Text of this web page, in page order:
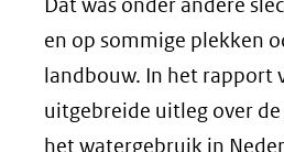
en op sommige plekken
landbouw. In het rapport
uitgebreide uitleg over
het watergebruik in